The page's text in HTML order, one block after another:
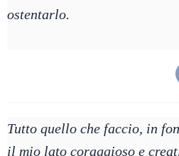
ostentarlo.
Tutto quello che faccio, in
il mio lato coraggioso e